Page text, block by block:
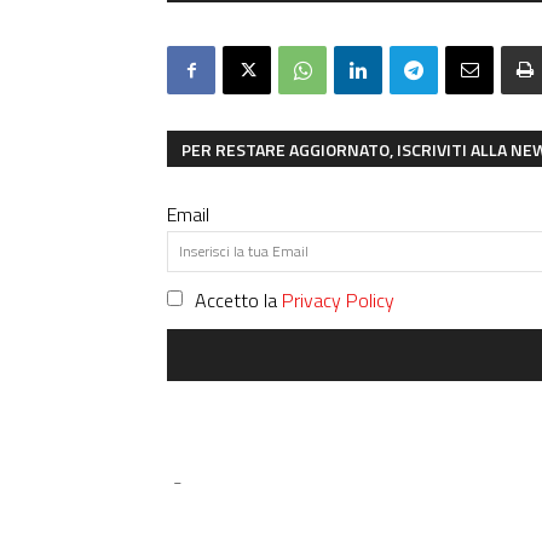
PER RESTARE AGGIORNATO, ISCRIVITI ALLA
Email
Accetto la Privacy Policy
-